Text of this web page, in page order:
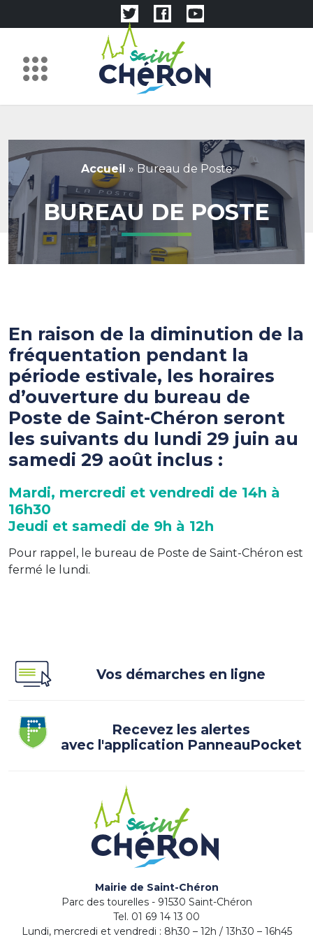
Accueil » Bureau de Poste
BUREAU DE POSTE
En raison de la diminution de la
fréquentation pendant la
période estivale, les horaires
d’ouverture du bureau de
Poste de Saint-Chéron seront
les suivants du lundi 29 juin au
samedi 29 août inclus :
Mardi, mercredi et vendredi de 14h à
16h30
Jeudi et samedi de 9h à 12h
Pour rappel, le bureau de Poste de Saint-Chéron est
fermé le lundi.
Vos démarches en ligne
Recevez les alertes
avec l'application PanneauPocket
Mairie de Saint-Chéron
Parc des tourelles - 91530 Saint-Chéron
Tel. 01 69 14 13 00
Lundi, mercredi et vendredi : 8h30 – 12h / 13h30 – 16h45